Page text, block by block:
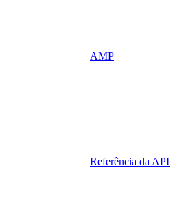
AMP
Referência da API